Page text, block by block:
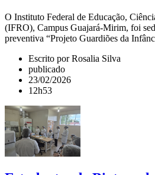
O Instituto Federal de Educação,
(IFRO), Campus Guajará-Mirim, foi
preventiva “Projeto Guardiões da
Escrito por Rosalia Silva
publicado
23/02/2026
12h53